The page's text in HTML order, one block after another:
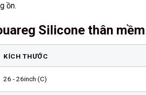
ồn.
Silicone thân mềm
KÍCH THƯỚC
26 - 26inch (C)